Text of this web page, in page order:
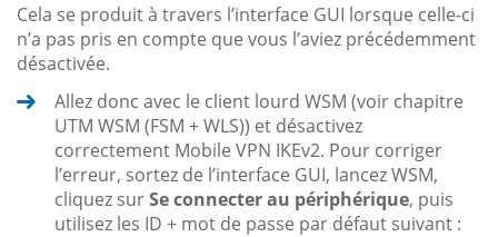
Cela se produit à travers l’interface GUI lorsque celle-ci
n’a pas pris en compte que vous l’aviez précédemment
désactivée.
Allez donc avec le client lourd WSM (voir chapitre
UTM WSM (FSM + WLS)) et désactivez
correctement Mobile VPN IKEv2. Pour corriger
l’erreur, sortez de l’interface GUI, lancez WSM,
cliquez surSe connecter au périphérique, puis
utilisez les ID + mot de passe par défaut suivant :